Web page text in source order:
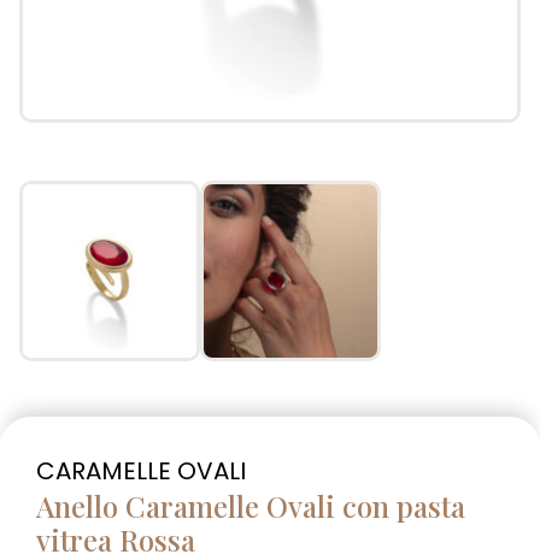
CARAMELLE OVALI
Anello Caramelle Ovali con pasta
vitrea Rossa